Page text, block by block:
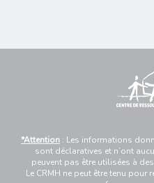
*Attention : Les informations
sont déclaratives et n’ont
peuvent pas être utilisées à
Le CRMH ne peut être tenu